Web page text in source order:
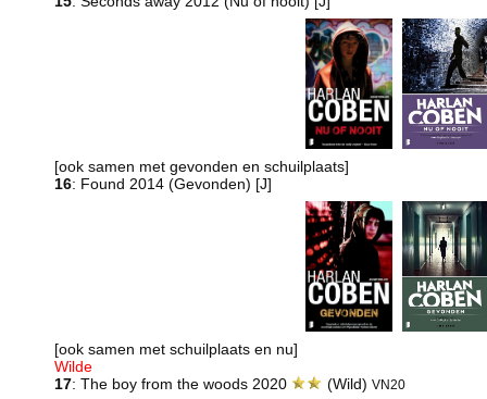
[ook samen met gevonden en schuilplaats]
16: Found 2014 (Gevonden) [J]
[ook samen met schuilplaats en nu]
Wilde
17: The boy from the woods 2020 (Wild) VN20